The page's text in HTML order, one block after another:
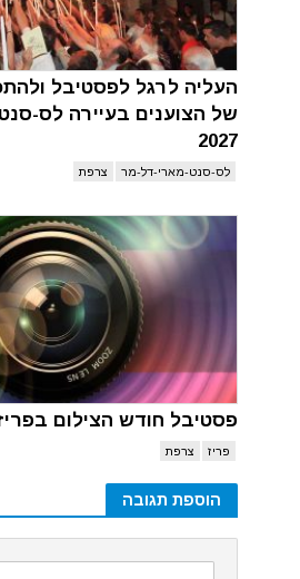
העליה לרגל לפסטיבל
של הצוענים בעיירה לס-
2027
לס-סנט-מארי-דל-מר צרפת
פסטיבל חודש הצילום
פריז צרפת
הוספת תגובה